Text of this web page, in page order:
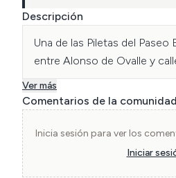
Descripción
Una de las Piletas del Paseo
entre Alonso de Ovalle y
Ver más
Comentarios de la comunidad
Inicia sesión para ver los
Iniciar